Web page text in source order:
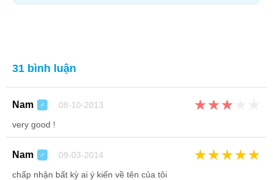
31 bình luận
Nam ♂ 08-10-2013 ★★★
very good !
Nam ♂ 09-03-2014 ★★★★★
chấp nhận bất kỳ ai ý kiến về tên của tôi